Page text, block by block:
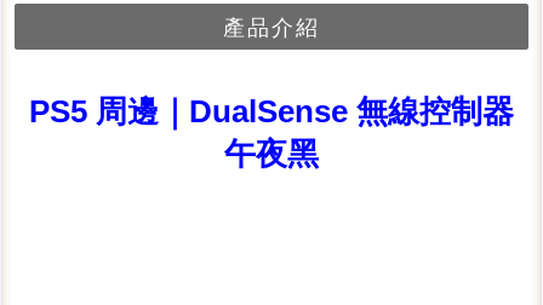
產品介紹
PS5 周邊｜DualSense 無線控制器
午夜黑